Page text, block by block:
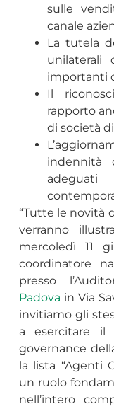
sulle
canale
La tutela
unilaterali
importanti
Il
rapporto
di società
indennità
“Tutte le novità
verranno
mercoledì 11
coordinatore
presso
Padova in Via
invitiamo gli
a esercitare
governance
la lista “Agenti
un ruolo
nell’intero